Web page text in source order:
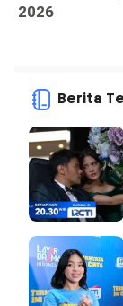
Berita